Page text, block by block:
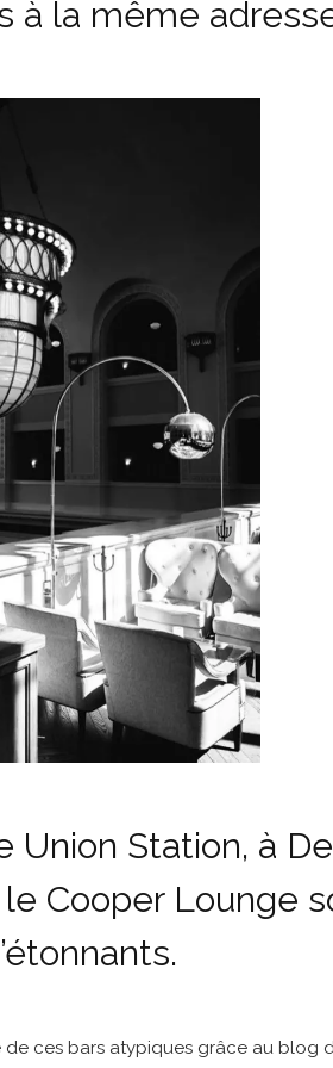
à la même
Union Station, à
Cooper Lounge
de ces bars atypiques grâce au blog